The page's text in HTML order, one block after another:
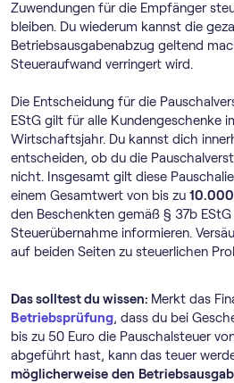
Zuwendungen für die Empfänger
bleiben. Du wiederum kannst die
Betriebsausgabenabzug geltend
Steueraufwand verringert wird.
Die Entscheidung für die
EStG gilt für alle Kundengeschenke
Wirtschaftsjahr. Du kannst dich
entscheiden, ob du die
nicht. Insgesamt gilt diese
einem Gesamtwert von bis zu
den Beschenkten gemäß § 37b
Steuerübernahme informieren.
auf beiden Seiten zu steuerlichen
Das solltest du wissen: Merkt das
Betriebsprüfung, dass du bei
bis zu 50 Euro die Pauschalsteuer
abgeführt hast, kann das teuer
möglicherweise den